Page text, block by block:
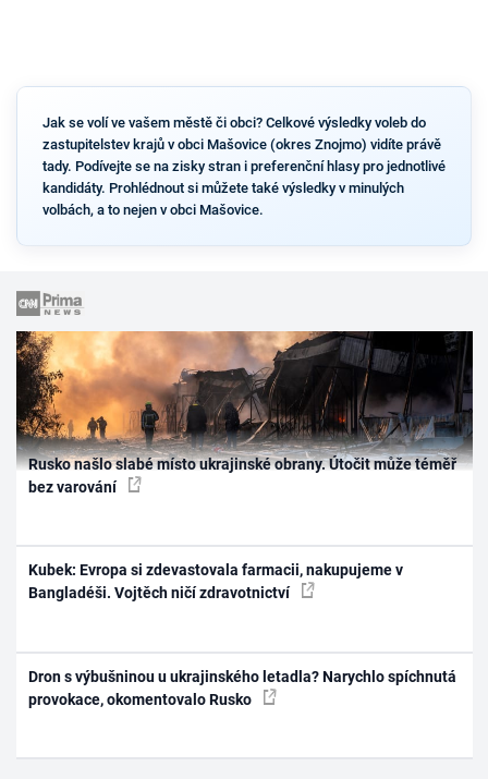
Jak se volí ve vašem městě či obci? Celkové výsledky voleb do
zastupitelstev krajů v obci Mašovice (okres Znojmo) vidíte právě
tady. Podívejte se na zisky stran i preferenční hlasy pro jednotlivé
kandidáty. Prohlédnout si můžete také výsledky v minulých
volbách, a to nejen v obci Mašovice.
Rusko našlo slabé místo ukrajinské obrany. Útočit může téměř
bez varování
Kubek: Evropa si zdevastovala farmacii, nakupujeme v
Bangladéši. Vojtěch ničí zdravotnictví
Dron s výbušninou u ukrajinského letadla? Narychlo spíchnutá
provokace, okomentovalo Rusko